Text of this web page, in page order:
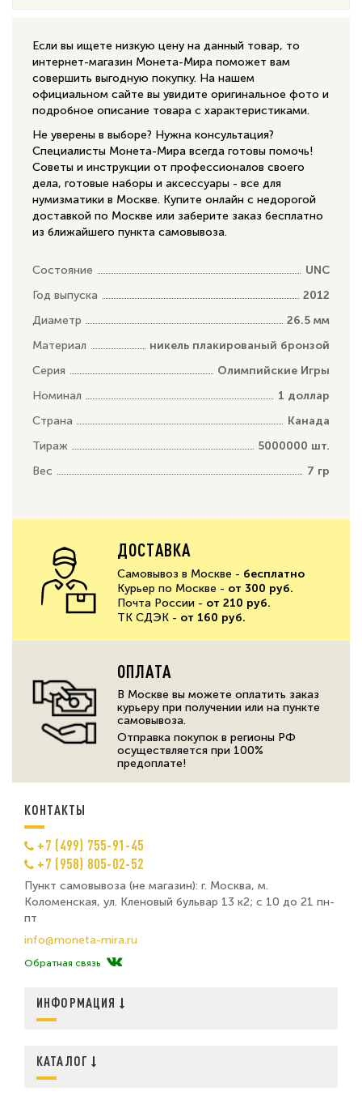
Если вы ищете низкую цену на данный товар, то
интернет-магазин Монета-Мира поможет вам
совершить выгодную покупку. На нашем
официальном сайте вы увидите оригинальное фото и
подробное описание товара с характеристиками.
Не уверены в выборе? Нужна консультация?
Специалисты Монета-Мира всегда готовы помочь!
Советы и инструкции от профессионалов своего
дела, готовые наборы и аксессуары - все для
нумизматики в Москве. Купите онлайн с недорогой
доставкой по Москве или заберите заказ бесплатно
из ближайшего пункта самовывоза.
Состояние
UNC
Год выпуска
2012
Диаметр
26.5 мм
Материал
никель плакированый бронзой
Серия
Олимпийские Игры
Номинал
1 доллар
Страна
Канада
Тираж
5000000 шт.
Вес
7 гр
ДОСТАВКА
Самовывоз в Москве - бесплатно
Курьер по Москве - от 300 руб.
Почта России - от 210 руб.
ТК СДЭК - от 160 руб.
ОПЛАТА
В Москве вы можете оплатить заказ
курьеру при получении или на пункте
самовывоза.
Отправка покупок в регионы РФ
осуществляется при 100%
предоплате!
КОНТАКТЫ
+7 (499) 755-91-45
+7 (958) 805-02-52
Пункт самовывоза (не магазин): г. Москва, м.
Коломенская, ул. Кленовый бульвар 13 к2; с 10 до 21 пн-
пт
info@moneta-mira.ru
Обратная связь
ИНФОРМАЦИЯ
КАТАЛОГ